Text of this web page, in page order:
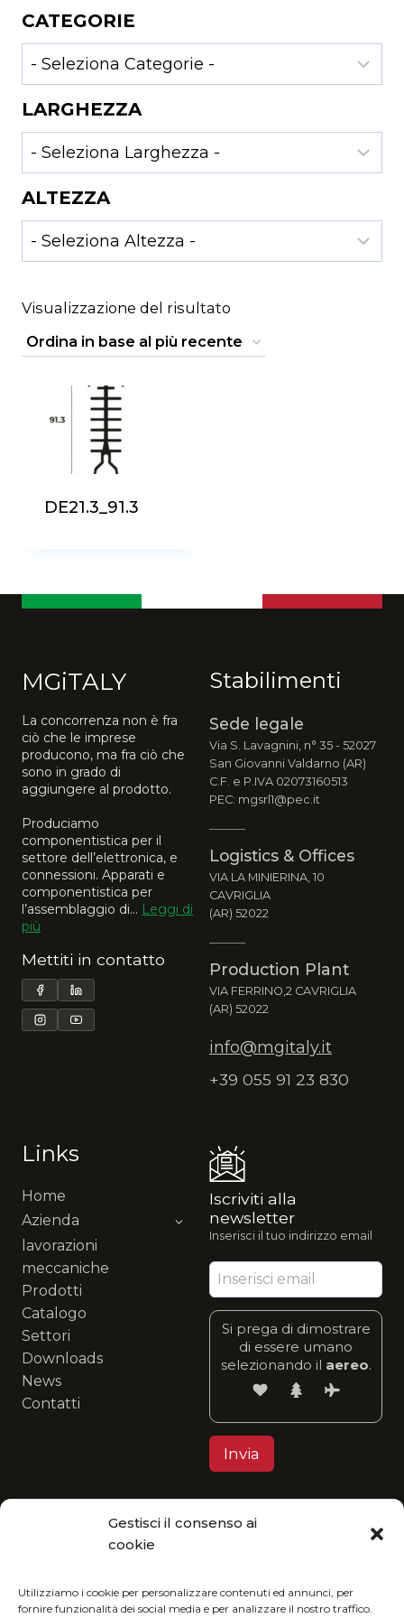
Gestisci il consenso ai
cookie
Utilizziamo i cookie per personalizzare contenuti ed annunci, per
fornire funzionalità dei social media e per analizzare il nostro traffico.
Visualizzazione del risultato
DE21.3_91.3
CATEGORIE
LARGHEZZA
ALTEZZA
MGiTALY
La concorrenza non è fra
ciò che le imprese
producono, ma fra ciò che
sono in grado di
aggiungere al prodotto.
Produciamo
componentistica per il
settore dell’elettronica, e
connessioni. Apparati e
componentistica per
l’assemblaggio di... Leggi di
più
Mettiti in contatto
Stabilimenti
Sede legale
Via S. Lavagnini, n° 35 - 52027
San Giovanni Valdarno (AR)
C.F. e P.IVA 02073160513
PEC: mgsrl1@pec.it
Logistics & Offices
VIA LA MINIERINA, 10
CAVRIGLIA
(AR) 52022
Production Plant
VIA FERRINO,2 CAVRIGLIA
(AR) 52022
info@mgitaly.it
+39 055 91 23 830
Links
Home
Azienda
lavorazioni
meccaniche
Prodotti
Catalogo
Settori
Downloads
News
Contatti
Iscriviti alla
newsletter
Inserisci il tuo indirizzo email
Si prega di dimostrare
di essere umano
selezionando il aereo.
friendly: fruisci del nostro catalogo in formato
digitale e riduci l’impatto ambientale.